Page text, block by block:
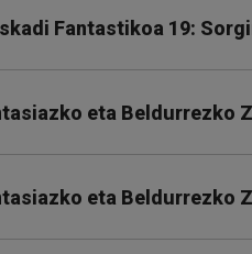
Fantastikoa 19:
eta Beldurrezko
eta Beldurrezko